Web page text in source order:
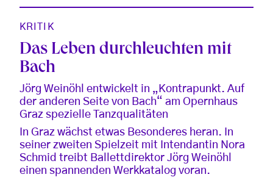
KRITIK
Das Leben durchleuchten mit
Bach
Jörg Weinöhl entwickelt in „Kontrapunkt. Auf
der anderen Seite von Bach“ am Opernhaus
Graz spezielle Tanzqualitäten
In Graz wächst etwas Besonderes heran. In
seiner zweiten Spielzeit mit Intendantin Nora
Schmid treibt Ballettdirektor Jörg Weinöhl
einen spannenden Werkkatalog voran.